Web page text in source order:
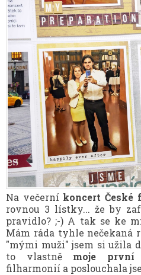
Na večerní koncert České
rovnou 3 lístky... že by
pravidlo? ;-) A tak se ke
Mám ráda tyhle nečekaná
"mými muži" jsem si užila
to vlastně moje první
filharmonií a poslouchala